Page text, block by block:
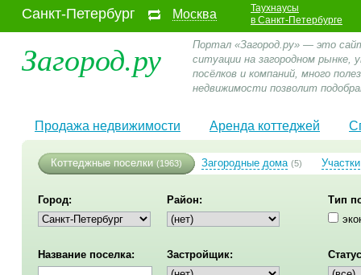
Санкт-Петербург Москва
Таухнаусы
в Санкт-Петербурге
Загород.ру
Портал «Загород.ру» — это
ситуации на загородном
посёлков и компаний, много
недвижимости позволит
Продажа недвижимости Аренда коттеджей
Коттеджные поселки (1963) Загородные дома (5) Участки
Город: Район:
Тип
Название поселка: Застройщик: